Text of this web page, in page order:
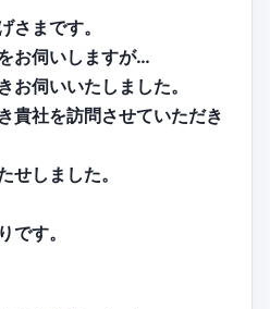
さまです。
お伺いしますが…
お伺いいたしました。
貴社を訪問させていただき
せしました。
です。